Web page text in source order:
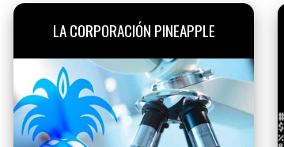
LA CORPORACIÓN PINEAPPLE